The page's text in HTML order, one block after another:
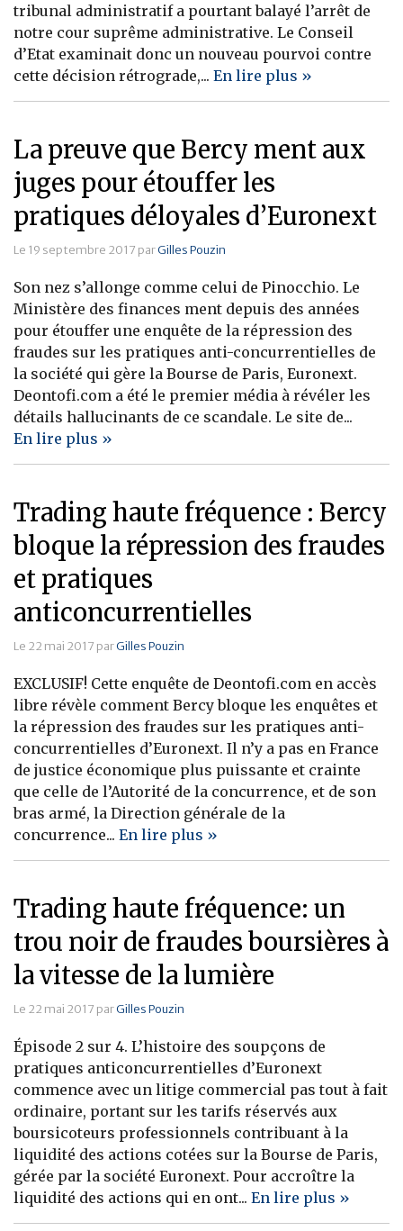
tribunal administratif a pourtant balayé l’arrêt de
notre cour suprême administrative. Le Conseil
d’Etat examinait donc un nouveau pourvoi contre
cette décision rétrograde,... En lire plus »
La preuve que Bercy ment aux
juges pour étouffer les
pratiques déloyales d’Euronext
Le 19 septembre 2017 parGilles Pouzin
Son nez s’allonge comme celui de Pinocchio. Le
Ministère des finances ment depuis des années
pour étouffer une enquête de la répression des
fraudes sur les pratiques anti-concurrentielles de
la société qui gère la Bourse de Paris, Euronext.
Deontofi.com a été le premier média à révéler les
détails hallucinants de ce scandale. Le site de...
En lire plus »
Trading haute fréquence : Bercy
bloque la répression des fraudes
et pratiques
anticoncurrentielles
Le 22 mai 2017 parGilles Pouzin
EXCLUSIF! Cette enquête de Deontofi.com en accès
libre révèle comment Bercy bloque les enquêtes et
la répression des fraudes sur les pratiques anti-
concurrentielles d’Euronext. Il n’y a pas en France
de justice économique plus puissante et crainte
que celle de l’Autorité de la concurrence, et de son
bras armé, la Direction générale de la
concurrence... En lire plus »
Trading haute fréquence: un
trou noir de fraudes boursières à
la vitesse de la lumière
Le 22 mai 2017 parGilles Pouzin
Épisode 2 sur 4. L’histoire des soupçons de
pratiques anticoncurrentielles d’Euronext
commence avec un litige commercial pas tout à fait
ordinaire, portant sur les tarifs réservés aux
boursicoteurs professionnels contribuant à la
liquidité des actions cotées sur la Bourse de Paris,
gérée par la société Euronext. Pour accroître la
liquidité des actions qui en ont... En lire plus »